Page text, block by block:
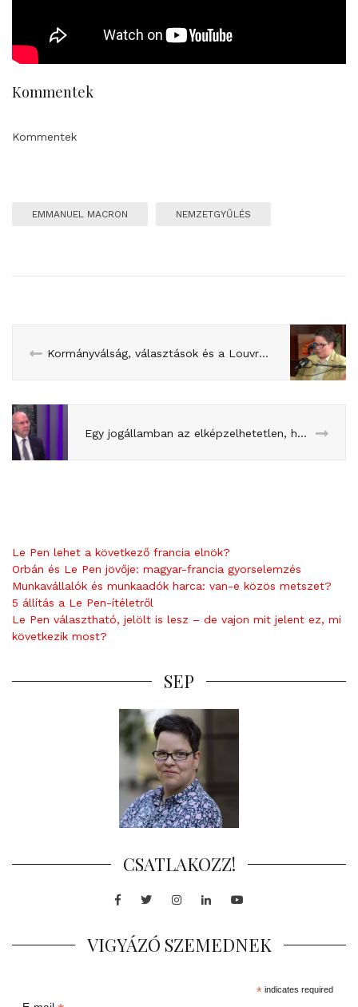
Kommentek
Kommentek
EMMANUEL MACRON NEMZETGYŰLÉS
Kormányválság, választások és a Louvre kipakolása. Itt az októberi EU Infó! (12.)
Egy jogállamban az elképzelhetetlen, hogy valaki első fokon automatikusan megy a börtönbe – Hack Péter a Franciapolitikában
Le Pen lehet a következő francia elnök?
Orbán és Le Pen jövője: magyar-francia gyorselemzés
Munkavállalók és munkaadók harca: van-e közös metszet?
5 állítás a Le Pen-ítéletről
Le Pen választható, jelölt is lesz – de vajon mit jelent ez, mi
következik most?
SEP
CSATLAKOZZ!
Facebook
TwitterInstagram
LinkedInYoutube
VIGYÁZÓ SZEMEDNEK
*indicates required